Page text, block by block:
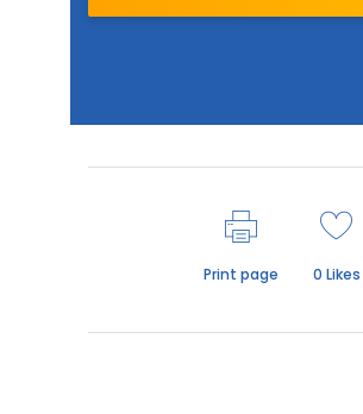
Print page 0 Likes